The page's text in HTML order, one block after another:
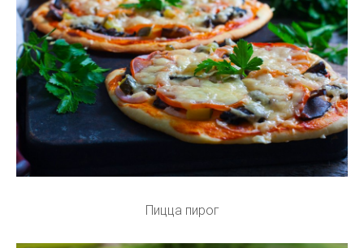
Пицца пирог